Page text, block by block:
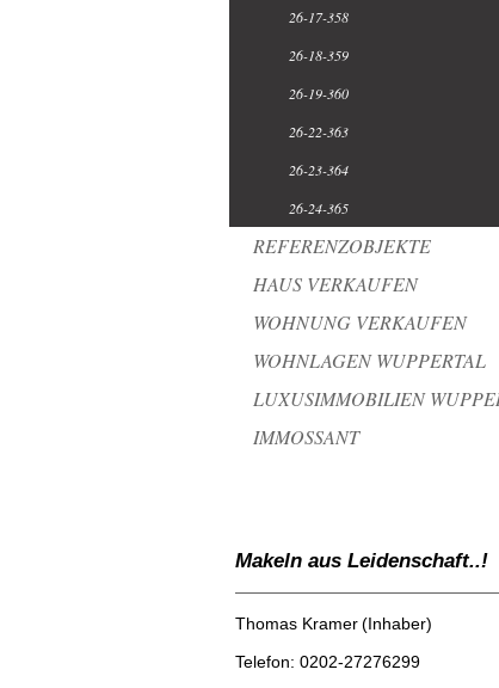
26-17-358
26-18-359
26-19-360
26-22-363
26-23-364
26-24-365
REFERENZOBJEKTE
HAUS VERKAUFEN
WOHNUNG VERKAUFEN
WOHNLAGEN WUPPERTAL
LUXUSIMMOBILIEN
IMMOSSANT
Makeln aus Leidenschaft..!
Thomas Kramer(Inhaber)
Telefon: 0202-27276299